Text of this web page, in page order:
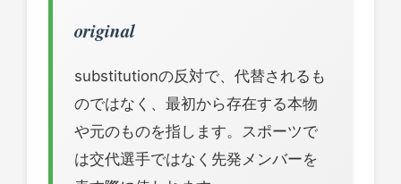
original
substitutionの反対で、代替されるも
のではなく、最初から存在する本物
や元のものを指します。スポーツで
は交代選手ではなく先発メンバーを